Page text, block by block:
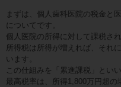
まずは、個人歯科医院の税金と
についてです。
個人医院の所得に対して課税さ
所得税は所得が増えれば、それ
います。
この仕組みを「累進課税」といい
最高税率は、所得1,800万円超